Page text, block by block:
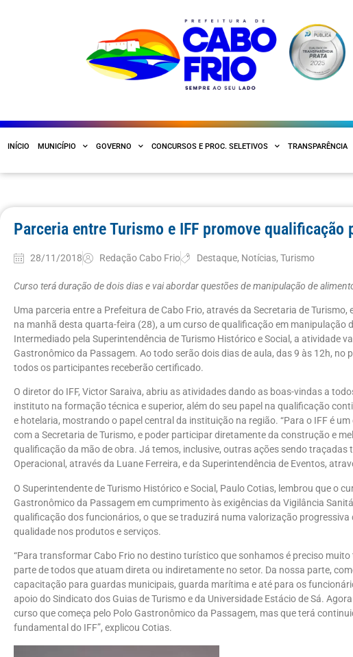
INÍCIO MUNICÍPIO GOVERNO CONCURSOS E PROC. SELETIVOS TRANSPARÊNCIA
Parceria entre Turismo e IFF promove qualificação
28/11/2018 Redação Cabo Frio Destaque, Notícias,Turismo
Curso terá duração de dois dias e vai abordar questões de manipulação de
Uma parceria entre a Prefeitura de Cabo Frio, através da Secretaria de
na manhã desta quarta-feira (28), a um curso de qualificação em manipulação
Intermediado pela Superintendência de Turismo Histórico e Social, a atividade
Gastronômico da Passagem. Ao todo serão dois dias de aula, das 9 às 12h, no
todos os participantes receberão certificado.
O diretor do IFF, Victor Saraiva, abriu as atividades dando as boas-vindas a
instituto na formação técnica e superior, além do seu papel na qualificação
e hotelaria, mostrando o papel central da instituição na região. “Para o IFF é
com a Secretaria de Turismo, e poder participar diretamente da construção e
qualificação da mão de obra. Já temos, inclusive, outras ações sendo traçadas
Operacional, através da Luane Ferreira, e da Superintendência de Eventos,
O Superintendente de Turismo Histórico e Social, Paulo Cotias, lembrou que o
Gastronômico da Passagem em cumprimento às exigências da Vigilância
qualificação dos funcionários, o que se traduzirá numa valorização
qualidade nos produtos e serviços.
“Para transformar Cabo Frio no destino turístico que sonhamos é preciso
parte de todos que atuam direta ou indiretamente no setor. Da nossa parte,
capacitação para guardas municipais, guarda marítima e até para os
apoio do Sindicato dos Guias de Turismo e da Universidade Estácio de Sá.
curso que começa pelo Polo Gastronômico da Passagem, mas que terá
fundamental do IFF”, explicou Cotias.